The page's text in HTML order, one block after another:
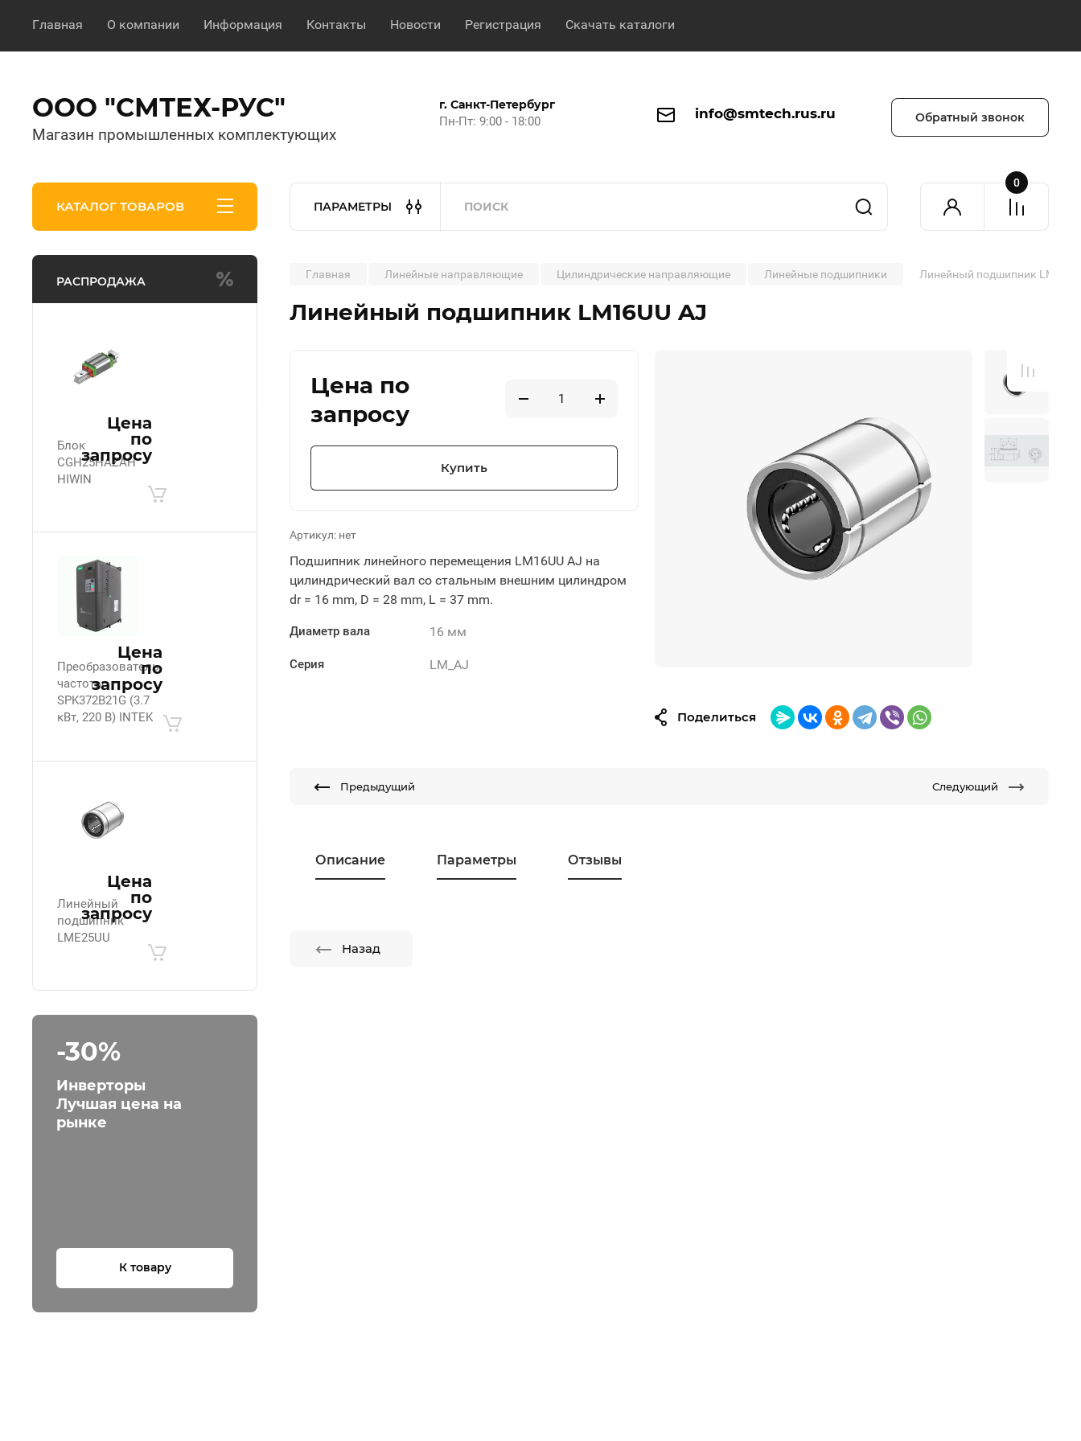
Главная О компании Информация Контакты Новости Регистрация Скачать каталоги
ООО "СМТЕХ-РУС"
Магазин промышленных комплектующих
г. Санкт-Петербург
Пн-Пт: 9:00 - 18:00
info@smtech.rus.ru Обратный звонок
КАТАЛОГ ТОВАРОВ ПАРАМЕТРЫ
0
РАСПРОДАЖА
Блок
CGH25HAZAH
HIWIN
Цена
по
запросу
Преобразователь
частоты
SPK372B21G (3.7
кВт, 220 В) INTEK
Цена
по
запросу
Линейный
подшипник
LME25UU
Цена
по
запросу
-30%
Инверторы
Лучшая цена на
рынке
К товару
Главная Линейные направляющие Цилиндрические направляющие Линейные подшипники Линейный подшипник
Линейный подшипник LM16UU AJ
Цена по
запросу
Купить
Артикул: нет
Подшипник линейного перемещения LM16UU AJ на
цилиндрический вал со стальным внешним цилиндром
dr = 16 mm, D = 28 mm, L = 37 mm.
Диаметр вала 16 мм
Серия LM_AJ
Поделиться
Предыдущий Следующий
Описание Параметры Отзывы
Назад